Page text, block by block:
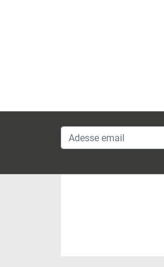
Adesse email